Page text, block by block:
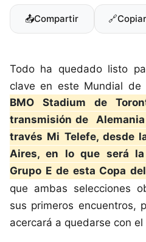
📤Compartir 🔗
Todo ha quedado listo
clave en este Mundial de
BMO Stadium de
transmisión de
través Mi Telefe, desde
Aires, en lo que será
Grupo E de esta Copa
que ambas selecciones
sus primeros encuentros,
acercará a quedarse con